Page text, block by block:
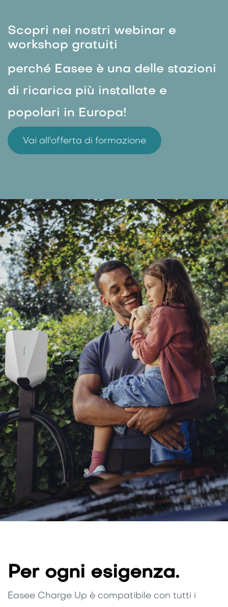
Scopri nei nostri webinar e
workshop gratuiti
perché Easee è una delle stazioni
di ricarica più installate e
popolari in Europa!
Vai all'offerta di formazione
Per ogni esigenza.
Easee Charge Up è compatibile con tutti i